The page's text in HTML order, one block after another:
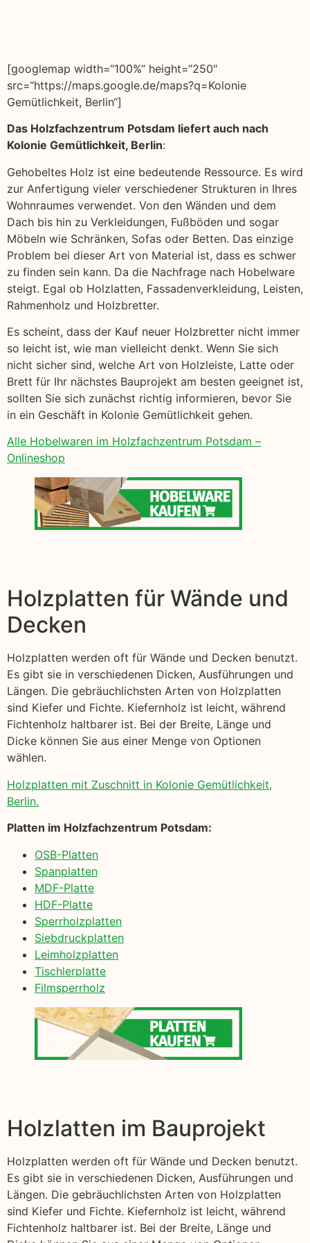
[googlemap width=“100%“ height=“250″
src=“https://maps.google.de/maps?q=Kolonie
Gemütlichkeit, Berlin“]
Das Holzfachzentrum Potsdam liefert auch nach
Kolonie Gemütlichkeit, Berlin:
Gehobeltes Holz ist eine bedeutende Ressource. Es wird
zur Anfertigung vieler verschiedener Strukturen in Ihres
Wohnraumes verwendet. Von den Wänden und dem
Dach bis hin zu Verkleidungen, Fußböden und sogar
Möbeln wie Schränken, Sofas oder Betten. Das einzige
Problem bei dieser Art von Material ist, dass es schwer
zu finden sein kann. Da die Nachfrage nach Hobelware
steigt. Egal ob Holzlatten, Fassadenverkleidung, Leisten,
Rahmenholz und Holzbretter.
Es scheint, dass der Kauf neuer Holzbretter nicht immer
so leicht ist, wie man vielleicht denkt. Wenn Sie sich
nicht sicher sind, welche Art von Holzleiste, Latte oder
Brett für Ihr nächstes Bauprojekt am besten geeignet ist,
sollten Sie sich zunächst richtig informieren, bevor Sie
in ein Geschäft in Kolonie Gemütlichkeit gehen.
Alle Hobelwaren im Holzfachzentrum Potsdam –
Onlineshop
Holzplatten für Wände und
Decken
Holzplatten werden oft für Wände und Decken benutzt.
Es gibt sie in verschiedenen Dicken, Ausführungen und
Längen. Die gebräuchlichsten Arten von Holzplatten
sind Kiefer und Fichte. Kiefernholz ist leicht, während
Fichtenholz haltbarer ist. Bei der Breite, Länge und
Dicke können Sie aus einer Menge von Optionen
wählen.
Holzplatten mit Zuschnitt in Kolonie Gemütlichkeit,
Berlin.
Platten im Holzfachzentrum Potsdam:
OSB-Platten
Spanplatten
MDF-Platte
HDF-Platte
Sperrholzplatten
Siebdruckplatten
Leimholzplatten
Tischlerplatte
Filmsperrholz
Holzlatten im Bauprojekt
Holzplatten werden oft für Wände und Decken benutzt.
Es gibt sie in verschiedenen Dicken, Ausführungen und
Längen. Die gebräuchlichsten Arten von Holzplatten
sind Kiefer und Fichte. Kiefernholz ist leicht, während
Fichtenholz haltbarer ist. Bei der Breite, Länge und